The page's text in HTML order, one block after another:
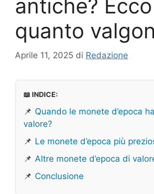
antiche? Ecco
quanto
Aprile 11, 2025 di Redazione
📖 INDICE:
📌 Quando le monete d’epoca
valore?
📌 Le monete d’epoca più
📌 Altre monete d’epoca di
📌 Conclusione